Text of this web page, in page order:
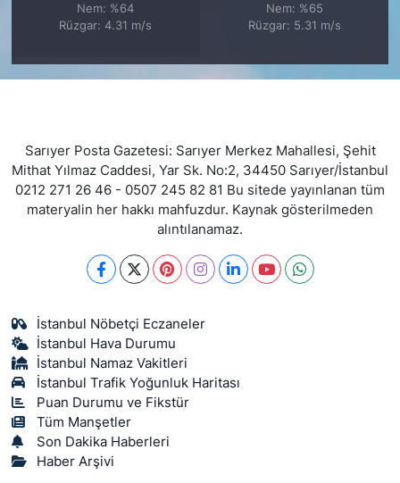
Nem: %64
Rüzgar: 4.31 m/s
Nem: %65
Rüzgar: 5.31 m/s
Sarıyer Posta Gazetesi: Sarıyer Merkez Mahallesi, Şehit
Mithat Yılmaz Caddesi, Yar Sk. No:2, 34450 Sarıyer/İstanbul
0212 271 26 46 - 0507 245 82 81 Bu sitede yayınlanan tüm
materyalin her hakkı mahfuzdur. Kaynak gösterilmeden
alıntılanamaz.
İstanbul Nöbetçi Eczaneler
İstanbul Hava Durumu
İstanbul Namaz Vakitleri
İstanbul Trafik Yoğunluk Haritası
Puan Durumu ve Fikstür
Tüm Manşetler
Son Dakika Haberleri
Haber Arşivi